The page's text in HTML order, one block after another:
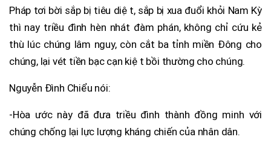
Pháp tơi bời sắp bị tiêu diệt, sắp bị xua đuổi khỏi Nam Kỳ
thì nay triều đình hèn nhát đàm phán, không chỉ cứu kẻ
thù lúc chúng lâm nguy, còn cắt ba tỉnh miền Đông cho
chúng, lại vét tiền bạc cạn kiệt bồi thường cho chúng.
Nguyễn Đình Chiểu nói:
-Hòa ước này đã đưa triều đình thành đồng minh với
chúng chống lại lực lượng kháng chiến của nhân dân.